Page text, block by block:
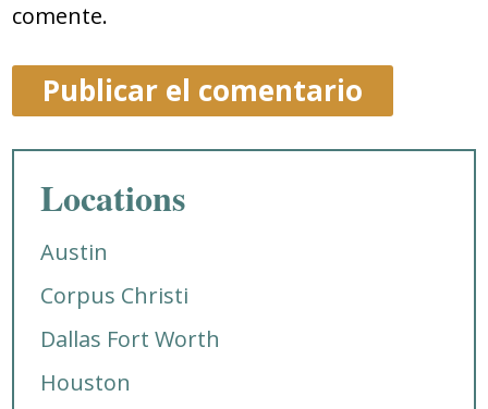
comente.
Locations
Austin
Corpus Christi
Dallas Fort Worth
Houston